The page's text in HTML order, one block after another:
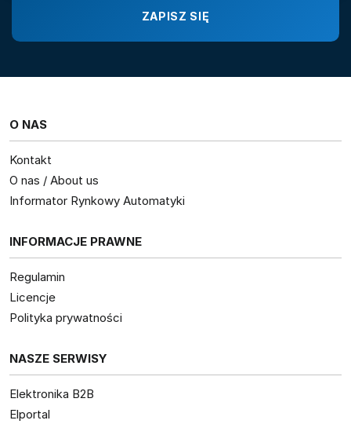
O NAS
Kontakt
O nas / About us
Informator Rynkowy Automatyki
INFORMACJE PRAWNE
Regulamin
Licencje
Polityka prywatności
NASZE SERWISY
Elektronika B2B
Elportal